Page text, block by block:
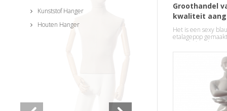
Kunststof Hanger
Houten Hanger
Groothandel
kwaliteit
glasvezel
Het is een sexy
etalagepop
staande houding.